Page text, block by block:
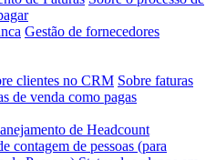
Gestão de fornecedores
clientes no CRM Sobre faturas
de venda como pagas
de Headcount
contagem de pessoas (para